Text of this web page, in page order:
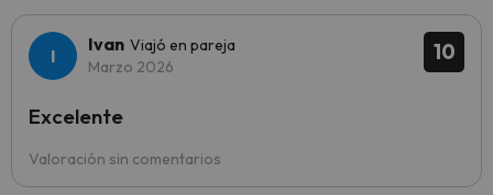
10
Ivan Viajó en pareja
Marzo 2026
Valoración sin comentarios
Excelente